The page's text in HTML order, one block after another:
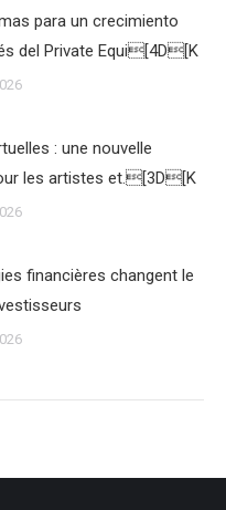
para un crecimiento
del Private Equi[4D[K
: une nouvelle
les artistes et.[3D[K
financières changent le